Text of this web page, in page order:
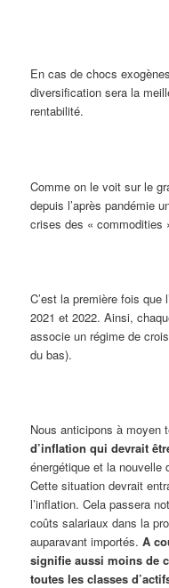
En cas de chocs
diversification sera la
rentabilité.
Comme on le voit sur le
depuis l’après pandémie
crises des « commodities
C’est la première fois
2021 et 2022. Ainsi,
associe un régime de
du bas).
Nous anticipons à moyen
d’inflation qui devrait
énergétique et la nouvelle
Cette situation devrait
l’inflation. Cela passera
coûts salariaux dans la
auparavant importés.A
signifie aussi moins de
toutes les classes